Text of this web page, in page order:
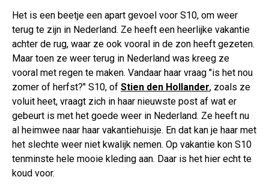
Het is een beetje een apart gevoel voor S10, om weer
terug te zijn in Nederland. Ze heeft een heerlijke vakantie
achter de rug, waar ze ook vooral in de zon heeft gezeten.
Maar toen ze weer terug in Nederland was kreeg ze
vooral met regen te maken. Vandaar haar vraag "is het nou
zomer of herfst?" S10, of Stien den Hollander, zoals ze
voluit heet, vraagt zich in haar nieuwste post af wat er
gebeurt is met het goede weer in Nederland. Ze heeft nu
al heimwee naar haar vakantiehuisje. En dat kan je haar met
het slechte weer niet kwalijk nemen. Op vakantie kon S10
tenminste hele mooie kleding aan. Daar is het hier echt te
koud voor.